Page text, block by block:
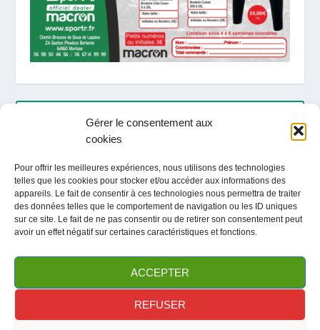
Gérer le consentement aux
cookies
Pour offrir les meilleures expériences, nous utilisons des technologies
telles que les cookies pour stocker et/ou accéder aux informations des
appareils. Le fait de consentir à ces technologies nous permettra de traiter
des données telles que le comportement de navigation ou les ID uniques
sur ce site. Le fait de ne pas consentir ou de retirer son consentement peut
avoir un effet négatif sur certaines caractéristiques et fonctions.
ACCEPTER
REFUSER
ARTICLES RÉCENTS
Fête du club / Portes Ouvertes